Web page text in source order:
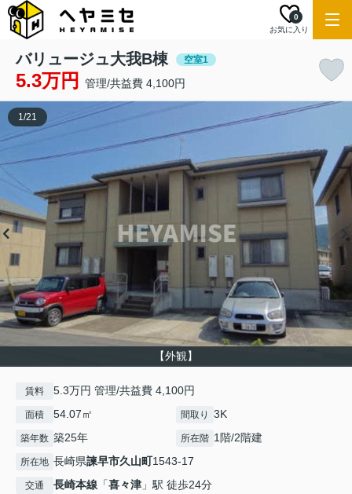
お気に入り
0
バリュージュ大我B棟 空室1
5.3万円 管理/共益費 4,100円
【外観】
1/21
賃料 5.3万円 管理/共益費 4,100円
面積 54.07㎡ 間取り 3K
築年数 築25年 所在階 1階/2階建
所在地 長崎県諫早市久山町1543-17
交通 長崎本線 「喜々津 」駅 徒歩24分